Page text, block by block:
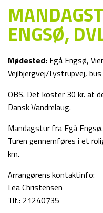
ENGSØ,
Mødested: Egå Engsø,
Vejlbjergvej/Lystrupvej,
OBS. Det koster 30 kr. at
Dansk Vandrelaug.
Mandagstur fra Egå
Turen gennemføres i et
km.
Arrangørens kontaktinfo:
Lea Christensen
Tlf.: 21240735